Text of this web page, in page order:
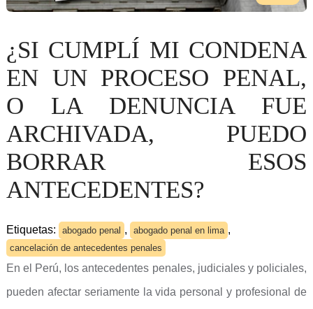
¿SI CUMPLÍ MI CONDENA
EN UN PROCESO PENAL,
O LA DENUNCIA FUE
ARCHIVADA, PUEDO
BORRAR ESOS
ANTECEDENTES?
Etiquetas: abogado penal , abogado penal en lima ,
cancelación de antecedentes penales
En el Perú, los antecedentes penales, judiciales y policiales,
pueden afectar seriamente la vida personal y profesional de